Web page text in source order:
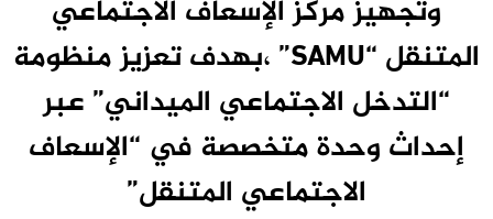
وتجهيز مركز الإسعاف الاجتماعي
المتنقل “SAMU” ،بهدف تعزيز منظومة
“التدخل الاجتماعي الميداني” عبر
إحداث وحدة متخصصة في “الإسعاف
الاجتماعي المتنقل”